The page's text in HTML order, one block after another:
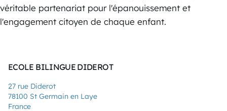
véritable partenariat pour l'épanouissement et
l'engagement citoyen de chaque enfant.
ECOLE BILINGUE DIDEROT
27 rue Diderot
78100 St Germain en Laye
France